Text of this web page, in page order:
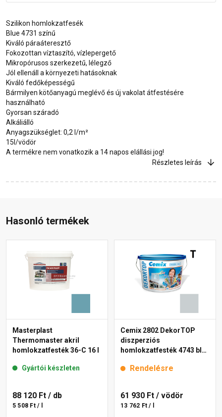
Szilikon homlokzatfesék
Blue 4731 színű
Kiváló páraáteresztő
Fokozottan víztaszító, vízlepergető
Mikropórusos szerkezetű, lélegző
Jól ellenáll a környezeti hatásoknak
Kiváló fedőképességű
Bármilyen kötőanyagú meglévő és új vakolat átfestésére
használható
Gyorsan száradó
Alkáliálló
Anyagszükséglet: 0,2 l/m²
15l/vödör
A termékre nem vonatkozik a 14 napos elállási jog!
Részletes leírás
Hasonló termékek
Masterplast
Thermomaster akril
homlokzatfesték 36-C 16 l
Gyártói készleten
88 120 Ft / db
5 508 Ft / l
Cemix 2802 DekorTOP
diszperziós
homlokzatfesték 4743 blue
Rendelésre
61 930 Ft / vödör
13 762 Ft / l